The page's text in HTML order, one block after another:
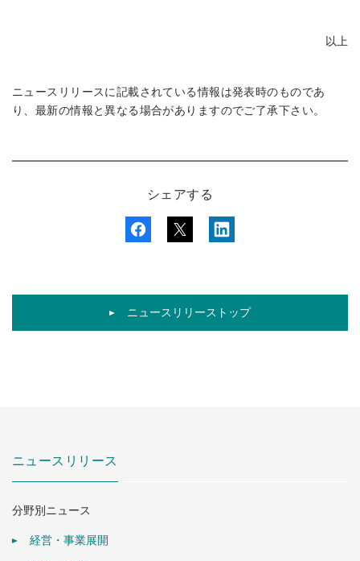
以上
ニュースリリースに記載されている情報は発表時のものであ
り、最新の情報と異なる場合がありますのでご了承下さい。
シェアする
ニュースリリーストップ
ニュースリリース
分野別ニュース
経営・事業展開